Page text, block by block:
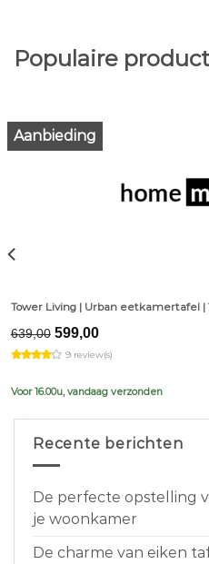
Populaire
Aanbieding
Tower Living | Urban eetkamertafel |
639,00 Original
price
was:
599,00Current
is:
9 review(s)
Voor 16.00u, vandaag verzonden
Recente berichten
De perfecte opstelling
je woonkamer
De charme van eiken